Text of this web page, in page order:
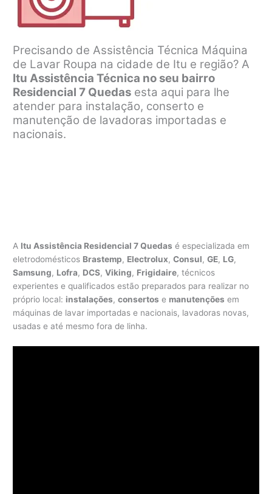
Precisando de Assistência Técnica Máquina
de Lavar Roupa na cidade de Itu e região? A
Itu Assistência Técnica no seu bairro
Residencial 7 Quedas esta aqui para lhe
atender para instalação, conserto e
manutenção de lavadoras importadas e
nacionais.
A Itu Assistência Residencial 7 Quedas é especializada em
eletrodomésticos Brastemp, Electrolux,Consul,GE, LG,
Samsung, Lofra, DCS,Viking, Frigidaire, técnicos
experientes e qualificados estão preparados para realizar no
próprio local: instalações,consertos e manutenções em
máquinas de lavar importadas e nacionais, lavadoras novas,
usadas e até mesmo fora de linha.